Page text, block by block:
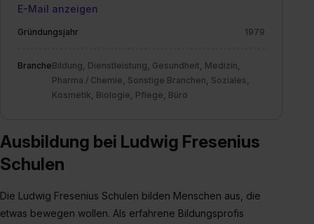
erlauben“. Die Einwilligung zur Platzierung von Cookies
Media und Marketing“ umfasst hierbei die Einwilligung
S. 1 lit. a) DS-GVO). Die USA verfügen über kein
angemessenes Datenschutzniveau (EuGH – Schrems
II). Du kannst die von dir erteilte Einwilligung jederzeit mit
Datenschutzerklärung unter dem Punkt „Datenschutz-
Einstellungen“ widerrufen. Weitere Informationen zu den
einzelnen Cookies findest du durch Klick auf „Details
Impressum
E-Mail anzeigen
Gründungsjahr 1979
BrancheBildung, Dienstleistung, Gesundheit, Medizin,
Pharma / Chemie, Sonstige Branchen, Soziales,
Kosmetik, Biologie, Pflege, Büro
Ausbildung bei Ludwig Fresenius
Schulen
Die Ludwig Fresenius Schulen bilden Menschen aus, die
etwas bewegen wollen. Als erfahrene Bildungsprofis